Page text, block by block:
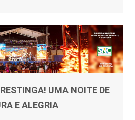
UMA NOITE DE
E ALEGRIA